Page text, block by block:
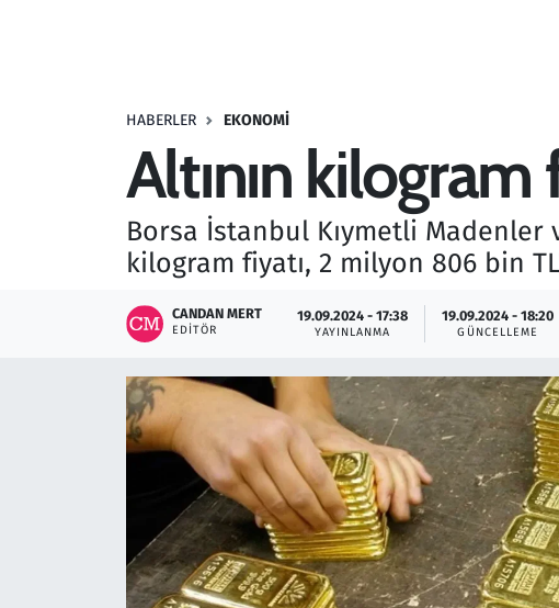
HABERLER EKONOMI
Altının kilogram
Borsa İstanbul Kıymetli Madenler
kilogram fiyatı, 2 milyon 806 bin
CANDAN MERT
EDITÖR
19.09.2024 - 17:38
YAYINLANMA
19.09.2024 - 18:20
GÜNCELLEME
Savunma Sanayi
Seçim 2023
Teknoloji ve Bilim
Televizyon